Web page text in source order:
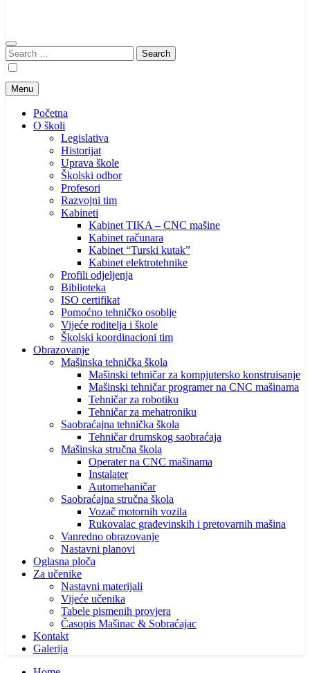
Search
for:
Menu
Početna
O školi
Legislativa
Historijat
Uprava škole
Školski odbor
Profesori
Razvojni tim
Kabineti
Kabinet TIKA – CNC mašine
Kabinet računara
Kabinet “Turski kutak”
Kabinet elektrotehnike
Profili odjeljenja
Biblioteka
ISO certifikat
Pomoćno tehničko osoblje
Vijeće roditelja i škole
Školski koordinacioni tim
Obrazovanje
Mašinska tehnička škola
Mašinski tehničar za kompjutersko konstruisanje
Mašinski tehničar programer na CNC mašinama
Tehničar za robotiku
Tehničar za mehatroniku
Saobraćajna tehnička škola
Tehničar drumskog saobraćaja
Mašinska stručna škola
Operater na CNC mašinama
Instalater
Automehaničar
Saobraćajna stručna škola
Vozač motornih vozila
Rukovalac građevinskih i pretovarnih mašina
Vanredno obrazovanje
Nastavni planovi
Oglasna ploča
Za učenike
Nastavni materijali
Vijeće učenika
Tabele pismenih provjera
Časopis Mašinac & Sobraćajac
Kontakt
Galerija